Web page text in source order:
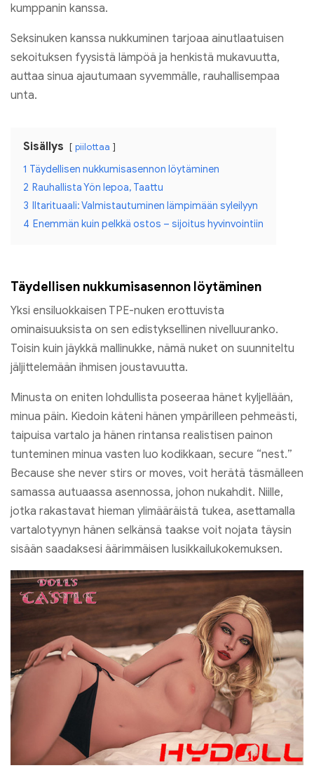
kumppanin kanssa.
Seksinuken kanssa nukkuminen tarjoaa ainutlaatuisen
sekoituksen fyysistä lämpöä ja henkistä mukavuutta,
auttaa sinua ajautumaan syvemmälle, rauhallisempaa
unta.
Sisällys piilottaa
1 Täydellisen nukkumisasennon löytäminen
2 Rauhallista Yön lepoa, Taattu
3 Iltarituaali: Valmistautuminen lämpimään syleilyyn
4 Enemmän kuin pelkkä ostos – sijoitus hyvinvointiin
Täydellisen nukkumisasennon löytäminen
Yksi ensiluokkaisen TPE-nuken erottuvista
ominaisuuksista on sen edistyksellinen nivelluuranko.
Toisin kuin jäykkä mallinukke, nämä nuket on suunniteltu
jäljittelemään ihmisen joustavuutta.
Minusta on eniten lohdullista poseeraa hänet kyljellään,
minua päin. Kiedoin käteni hänen ympärilleen pehmeästi,
taipuisa vartalo ja hänen rintansa realistisen painon
tunteminen minua vasten luo kodikkaan, secure “nest.”
Because she never stirs or moves, voit herätä täsmälleen
samassa autuaassa asennossa, johon nukahdit. Niille,
jotka rakastavat hieman ylimääräistä tukea, asettamalla
vartalotyynyn hänen selkänsä taakse voit nojata täysin
sisään saadaksesi äärimmäisen lusikkailukokemuksen.